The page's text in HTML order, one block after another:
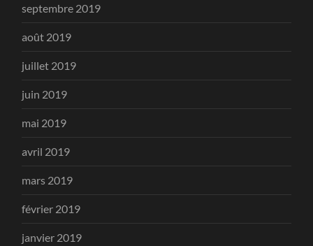
septembre 2019
août 2019
juillet 2019
juin 2019
mai 2019
avril 2019
mars 2019
février 2019
janvier 2019